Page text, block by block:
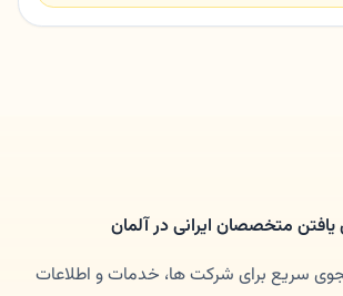
یافتن متخصصان ایرانی در آلمان
سریع برای شرکت ها، خدمات و اطلاعات